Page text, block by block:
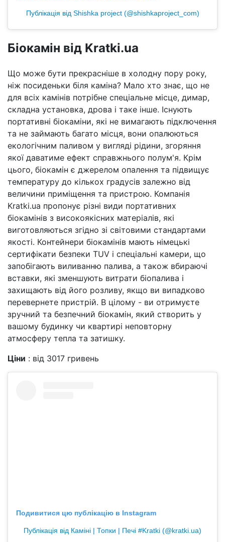
Публікація від Shishka project (@shishkaproject_com)
Біокамін від Kratki.ua
Що може бути прекрасніше в холодну пору року,
ніж посиденьки біля каміна? Мало хто знає, що не
для всіх камінів потрібне спеціальне місце, димар,
складна установка, дрова і таке інше. Існують
портативні біокаміни, які не вимагають підключення
та не займають багато місця, вони опалюються
екологічним паливом у вигляді рідини, згоряння
якої даватиме ефект справжнього полум'я. Крім
цього, біокамін є джерелом опалення та підвищує
температуру до кількох градусів залежно від
величини приміщення та пристрою. Компанія
Kratki.ua пропонує різні види портативних
біокамінів з високоякісних матеріалів, які
виготовляються згідно зі світовими стандартами
якості. Контейнери біокамінів мають німецькі
сертифікати безпеки TUV і спеціальні камери, що
запобігають виливанню палива, а також вбираючі
вставки, які зменшують витрати біопалива і
захищають від його розливу, якщо ви випадково
перевернете пристрій. В цілому - ви отримуєте
зручний та безпечний біокамін, який створить у
вашому будинку чи квартирі неповторну
атмосферу тепла та затишку.
Ціни : від 3017 гривень
Подивитися цю публікацію в Instagram
Публікація від Каміні | Топки | Печі #Kratki (@kratki.ua)